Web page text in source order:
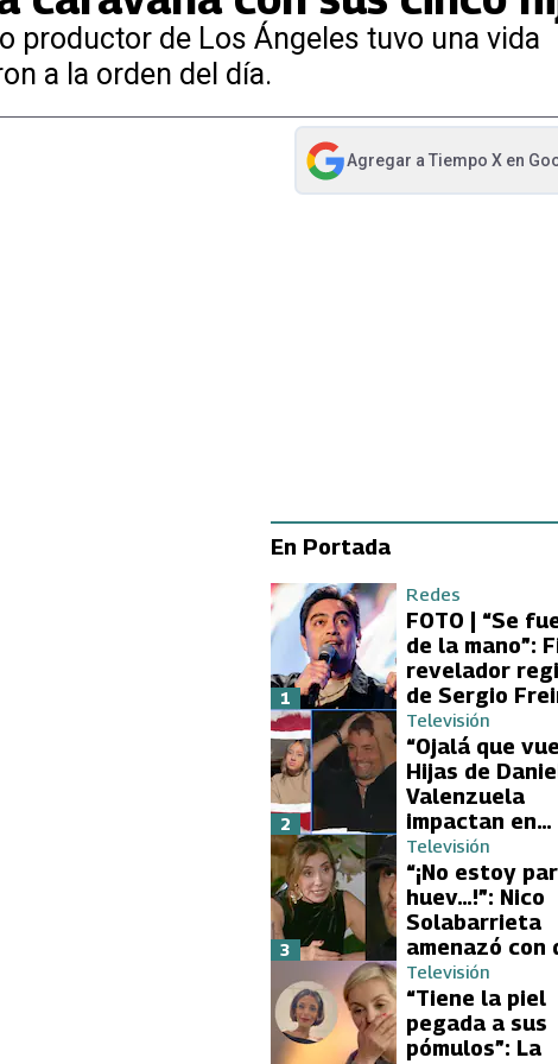
productor de Los Ángeles tuvo una vida
a la orden del día.
Agregar a Tiempo Xen
abre en nueva pestaña
En Portada
Redes
FOTO | “Se
de la mano”:
revelador
de Sergio
supuesta
conquista
1
Televisión
“Ojalá que
Hijas de
Valenzuela
impactan en
Volverías con
2 con directa
petición a su
sobre Yamila
2
Televisión
“¡No estoy
huev…!”: Nico
Solabarrieta
amenazó con
Volverías con
tras
Carmen Gloria
Arroyo
3
Televisión
“Tiene la piel
pegada a sus
pómulos”: La